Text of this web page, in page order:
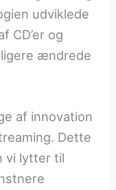
udviklede
CD’er og
ændrede
af innovation
Dette
vi lytter til